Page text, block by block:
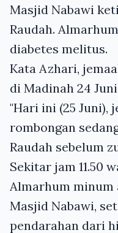
Masjid Nabawi
Raudah.
diabetes melitus.
Kata Azhari,
di Madinah 24
"Hari ini (25 Juni),
rombongan
Raudah sebelum
Sekitar jam 11.50
Almarhum minum
Masjid Nabawi,
pendarahan dari